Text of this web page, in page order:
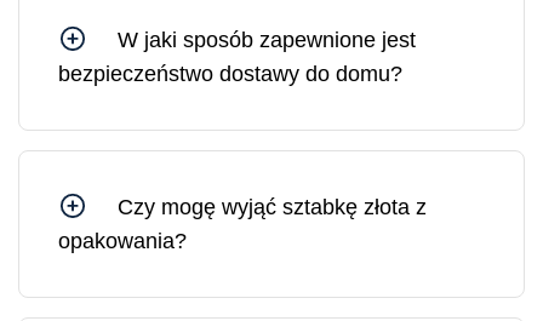
Litewski.
W jaki sposób zapewnione jest
bezpieczeństwo dostawy do domu?
ubezpieczone. W razie potrzeby możesz
wybranej placówki pocztowej.
Czy mogę wyjąć sztabkę złota z
opakowania?
w takim przypadku opakowanie ochronne i